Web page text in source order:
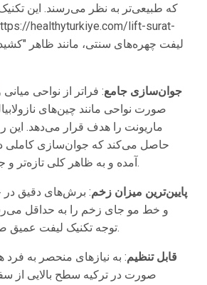
که طبیعی‌تر به نظر می‌رسند. این
جوان‌سازی جامع: فراتر از نواحی
صورت نواحی مانند چین‌های
ماریونت را هدف قرار می‌دهد. این
حاصل می‌کند که جوان‌سازی کاملی
آمده و به ظاهر کلی تازه‌تر و جوان‌تر منجر می‌شود.
پایین‌ترین میزان زخم: برش‌های دقیق
و خط مو جای زخم را به حداقل
توجه تکنیک لیفت عمیق صورت در ترکیه است.
قابل تنظیم: به نیازهای منحصر به فرد
صورت در ترکیه سطح بالایی از